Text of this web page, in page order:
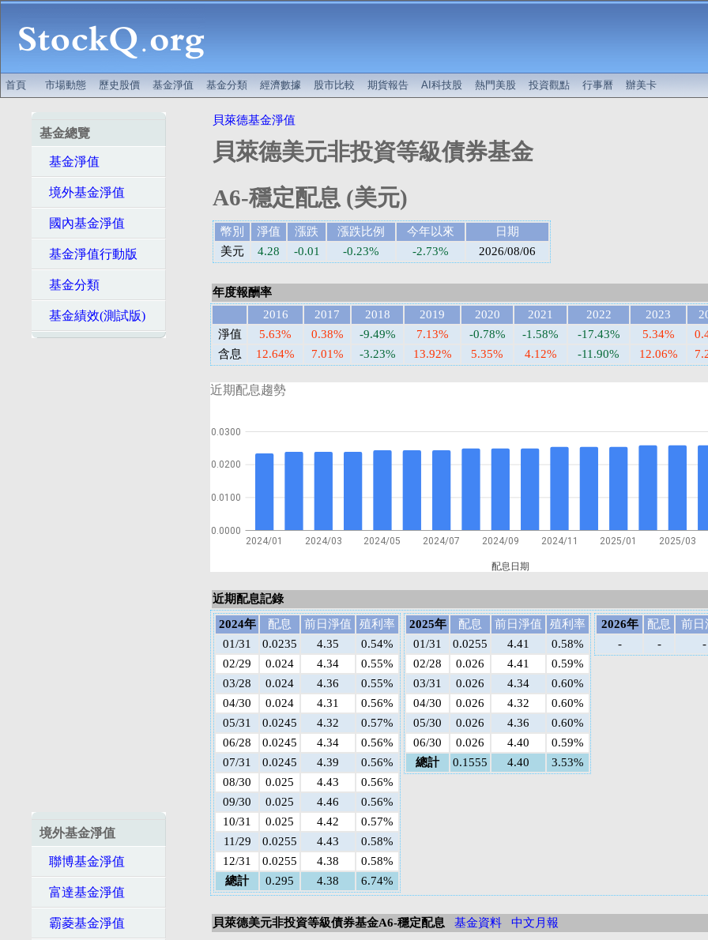
首頁 市場動態 歷史股價 基金淨值 基金分類 經濟數據 股市比較 期貨報告 AI科技股 熱門美股 投資觀點 行事曆 辦美卡
基金總覽
基金淨值
境外基金淨值
國內基金淨值
基金淨值行動版
基金分類
基金績效(測試版)
境外基金淨值
聯博基金淨值
富達基金淨值
霸菱基金淨值
貝萊德基金淨值
貝萊德美元非投資等級債券基金
A6-穩定配息 (美元)
幣別 淨值 漲跌 漲跌比例 今年以來
日期
美元
4.28 -0.01 -0.23% -2.73% 2026/08/06
年度報酬率
2016
2017 2018 2019 2020 2021 2022 2023
淨值
5.63% 0.38% -9.49% 7.13% -0.78% -1.58% -17.43% 5.34%
含息
12.64% 7.01% -3.23% 13.92% 5.35% 4.12% -11.90% 12.06%
近期配息趨勢
2024/01 2024/03 2024/05 2024/07 2024/09 2024/11 2025/01 2025/03
配息日期
0.0000
0.0100
0.0200
0.0300
近期配息記錄
2024年
配息 前日淨值
殖利率
01/31
0.0235 4.35
0.54%
02/29
0.024 4.34
0.55%
03/28
0.024 4.36
0.55%
04/30
0.024 4.31
0.56%
05/31
0.0245 4.32
0.57%
06/28
0.0245 4.34
0.56%
07/31
0.0245 4.39
0.56%
08/30
0.025 4.43
0.56%
09/30
0.025 4.46
0.56%
10/31
0.025 4.42
0.57%
11/29
0.0255 4.43
0.58%
12/31
0.0255 4.38
0.58%
總計
0.295 4.38 6.74%
2025年 配息 前日淨值
殖利率
01/31
0.0255 4.41
0.58%
02/28
0.026 4.41
0.59%
03/31
0.026 4.34
0.60%
04/30
0.026 4.32
0.60%
05/30
0.026 4.36
0.60%
06/30
0.026 4.40
0.59%
總計
0.1555 4.40 3.53%
2026年 配息
前日
-
- -
貝萊德美元非投資等級債券基金A6-穩定配息 基金資料 中文月報